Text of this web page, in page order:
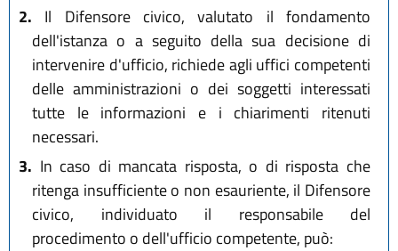
2. Il Difensore civico, valutato il fondamento
dell'istanza o a seguito della sua decisione di
intervenire d'ufficio, richiede agli uffici competenti
delle amministrazioni o dei soggetti interessati
tutte le informazioni e i chiarimenti ritenuti
necessari.
3. In caso di mancata risposta, o di risposta che
ritenga insufficiente o non esauriente, il Difensore
civico, individuato il responsabile del
procedimento o dell'ufficio competente, può: